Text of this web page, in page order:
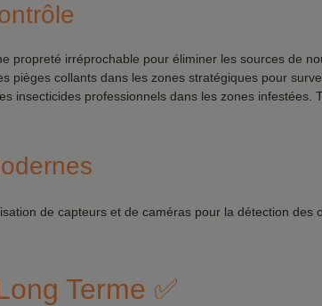
propreté irréprochable pour éliminer les sources de
pièges collants dans les zones stratégiques pour
insecticides professionnels dans les zones infestées.
de capteurs et de caméras pour la détection
Terme ✅